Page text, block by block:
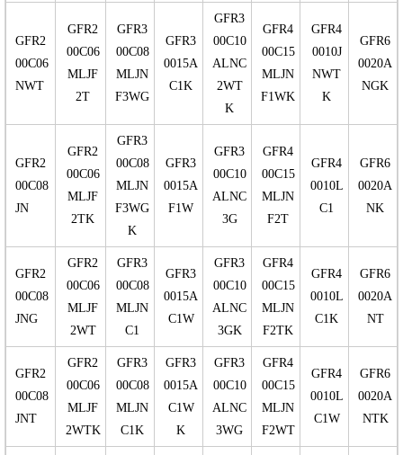
GFR2
00C06
NWT
GFR2
00C06
MLJF
2T
GFR3
00C08
MLJN
F3WG
GFR3
0015A
C1K
GFR3
00C10
ALNC
2WT
K
GFR4
00C15
MLJN
F1WK
GFR4
0010J
NWT
K
GFR6
0020A
NGK
GFR2
00C08
JN
GFR2
00C06
MLJF
2TK
GFR3
00C08
MLJN
F3WG
K
GFR3
0015A
F1W
GFR3
00C10
ALNC
3G
GFR4
00C15
MLJN
F2T
GFR4
0010L
C1
GFR6
0020A
NK
GFR2
00C08
JNG
GFR2
00C06
MLJF
2WT
GFR3
00C08
MLJN
C1
GFR3
0015A
C1W
GFR3
00C10
ALNC
3GK
GFR4
00C15
MLJN
F2TK
GFR4
0010L
C1K
GFR6
0020A
NT
GFR2
00C08
JNT
GFR2
00C06
MLJF
2WTK
GFR3
00C08
MLJN
C1K
GFR3
0015A
C1W
K
GFR3
00C10
ALNC
3WG
GFR4
00C15
MLJN
F2WT
GFR4
0010L
C1W
GFR6
0020A
NTK